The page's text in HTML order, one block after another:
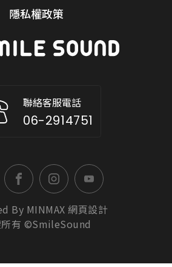
隱私權政策
聯絡客服電話
06-2914751
By MINMAX 網頁設計
所有 ©SmileSound